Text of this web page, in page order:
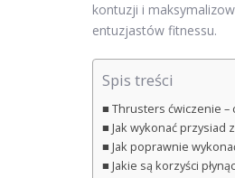
kontuzji i
entuzjastów fitnessu.
Spis treści
Thrusters ćwiczenie –
Jak wykonać przysiad
Jak poprawnie
Jakie są korzyści